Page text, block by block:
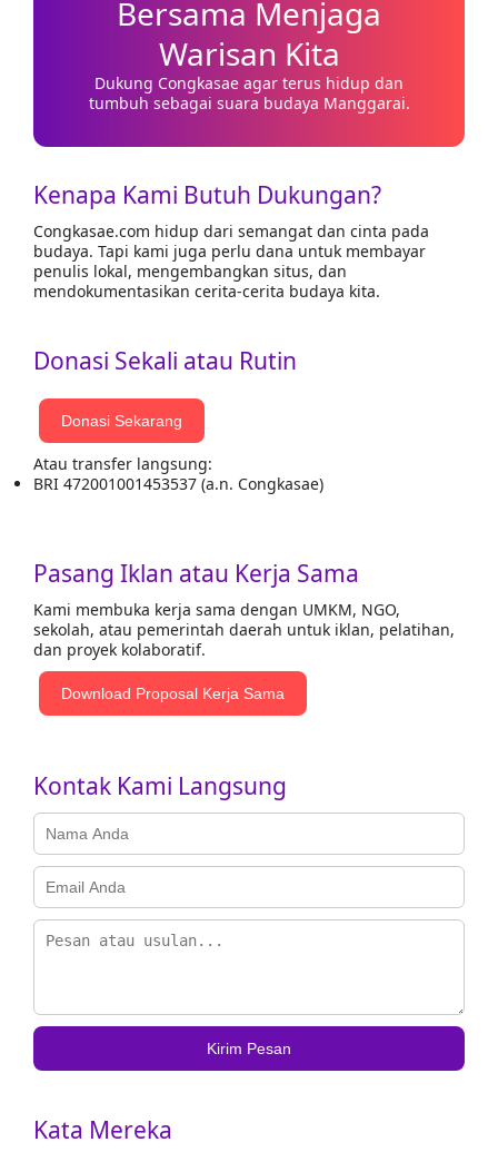
Bersama Menjaga
Warisan Kita
Dukung Congkasae agar terus hidup dan
tumbuh sebagai suara budaya Manggarai.
Kenapa Kami Butuh Dukungan?
Congkasae.com hidup dari semangat dan cinta pada
budaya. Tapi kami juga perlu dana untuk membayar
penulis lokal, mengembangkan situs, dan
mendokumentasikan cerita-cerita budaya kita.
Donasi Sekali atau Rutin
Donasi Sekarang
Atau transfer langsung:
BRI 472001001453537 (a.n. Congkasae)
Pasang Iklan atau Kerja Sama
Kami membuka kerja sama dengan UMKM, NGO,
sekolah, atau pemerintah daerah untuk iklan, pelatihan,
dan proyek kolaboratif.
Download Proposal Kerja Sama
Kontak Kami Langsung
Kirim Pesan
Kata Mereka